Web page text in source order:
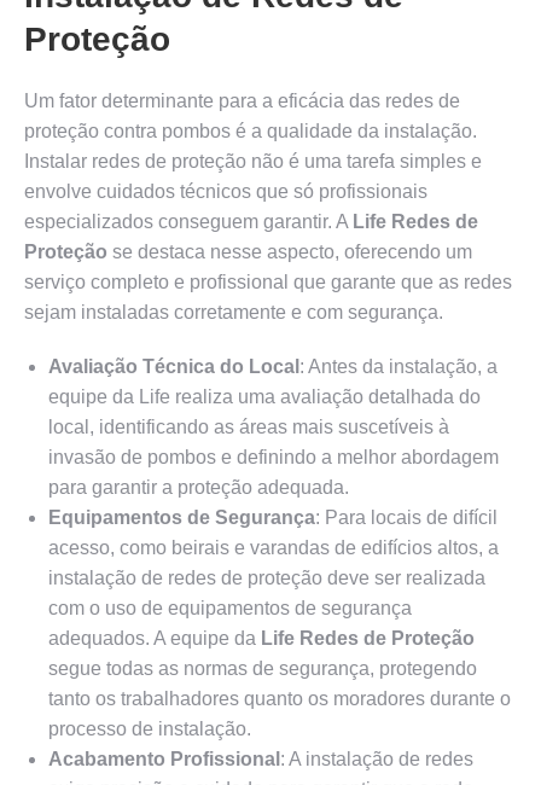
Proteção
Um fator determinante para a eficácia das redes de
proteção contra pombos é a qualidade da instalação.
Instalar redes de proteção não é uma tarefa simples e
envolve cuidados técnicos que só profissionais
especializados conseguem garantir. A Life Redes de
Proteção se destaca nesse aspecto, oferecendo um
serviço completo e profissional que garante que as redes
sejam instaladas corretamente e com segurança.
Avaliação Técnica do Local : Antes da instalação, a
equipe da Life realiza uma avaliação detalhada do
local, identificando as áreas mais suscetíveis à
invasão de pombos e definindo a melhor abordagem
para garantir a proteção adequada.
Equipamentos de Segurança: Para locais de difícil
acesso, como beirais e varandas de edifícios altos, a
instalação de redes de proteção deve ser realizada
com o uso de equipamentos de segurança
adequados. A equipe da Life Redes de Proteção
segue todas as normas de segurança, protegendo
tanto os trabalhadores quanto os moradores durante o
processo de instalação.
Acabamento Profissional : A instalação de redes